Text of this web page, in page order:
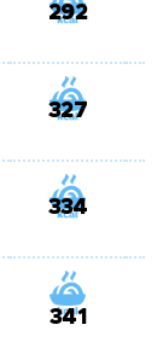
292
327
334
341